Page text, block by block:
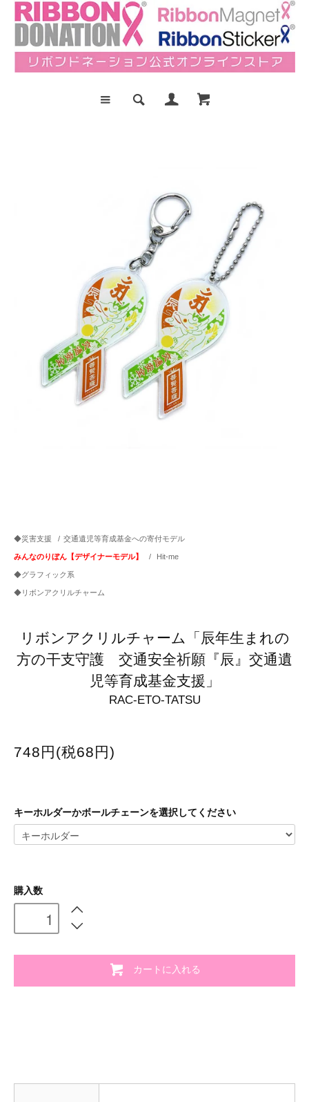
◆災害支援 / 交通遺児等育成基金への寄付モデル
みんなのりぼん【デザイナーモデル】 / Hit-me
◆グラフィック系
◆リボンアクリルチャーム
リボンアクリルチャーム「辰年生まれの
方の干支守護 交通安全祈願『辰』交通遺
児等育成基金支援」
RAC-ETO-TATSU
748円(税68円)
キーホルダーかボールチェーンを選択してください
購入数
カートに入れる